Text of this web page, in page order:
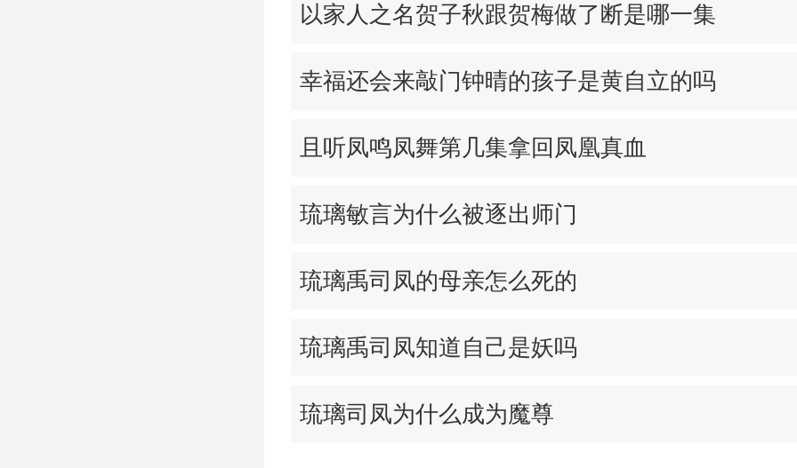
以家人之名贺子秋跟贺梅做了断是哪一集
幸福还会来敲门钟晴的孩子是黄自立的吗
且听凤鸣凤舞第几集拿回凤凰真血
琉璃敏言为什么被逐出师门
琉璃禹司凤的母亲怎么死的
琉璃禹司凤知道自己是妖吗
琉璃司凤为什么成为魔尊